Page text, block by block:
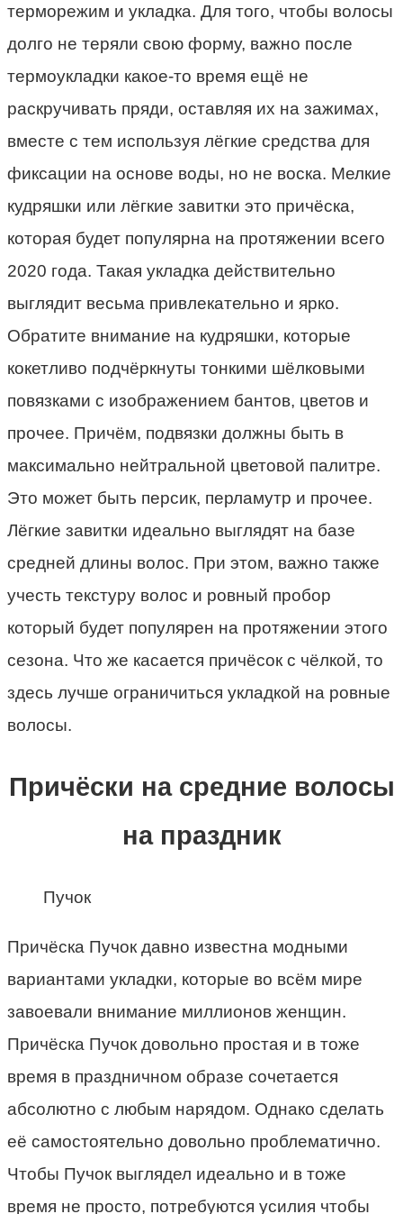
терморежим и укладка. Для того, чтобы волосы
долго не теряли свою форму, важно после
термоукладки какое-то время ещё не
раскручивать пряди, оставляя их на зажимах,
вместе с тем используя лёгкие средства для
фиксации на основе воды, но не воска. Мелкие
кудряшки или лёгкие завитки это причёска,
которая будет популярна на протяжении всего
2020 года. Такая укладка действительно
выглядит весьма привлекательно и ярко.
Обратите внимание на кудряшки, которые
кокетливо подчёркнуты тонкими шёлковыми
повязками с изображением бантов, цветов и
прочее. Причём, подвязки должны быть в
максимально нейтральной цветовой палитре.
Это может быть персик, перламутр и прочее.
Лёгкие завитки идеально выглядят на базе
средней длины волос. При этом, важно также
учесть текстуру волос и ровный пробор
который будет популярен на протяжении этого
сезона. Что же касается причёсок с чёлкой, то
здесь лучше ограничиться укладкой на ровные
волосы.
Причёски на средние волосы
на праздник
Пучок
Причёска Пучок давно известна модными
вариантами укладки, которые во всём мире
завоевали внимание миллионов женщин.
Причёска Пучок довольно простая и в тоже
время в праздничном образе сочетается
абсолютно с любым нарядом. Однако сделать
её самостоятельно довольно проблематично.
Чтобы Пучок выглядел идеально и в тоже
время не просто, потребуются усилия чтобы